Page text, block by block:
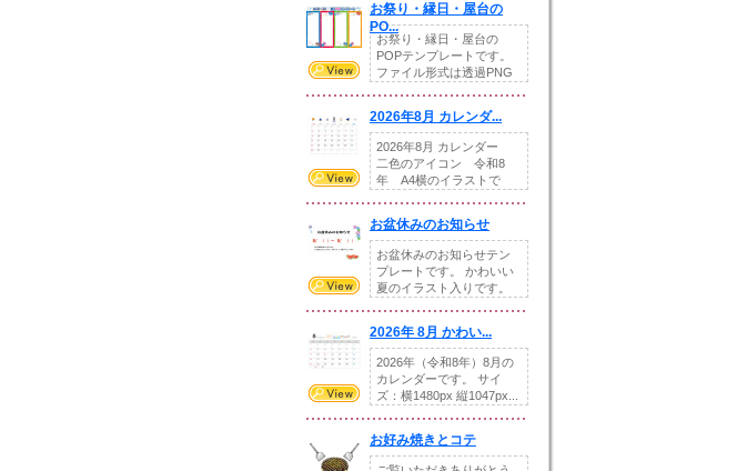
お祭り・縁日・屋台の
PO...
お祭り・縁日・屋台の
POPテンプレートです。
ファイル形式は透過PNG
2026年8月 カレンダ...
2026年8月 カレンダー
二色のアイコン 令和8
年 A4横のイラストで
お盆休みのお知らせ
お盆休みのお知らせテン
プレートです。 かわいい
夏のイラスト入りです。
2026年 8月 かわい...
2026年（令和8年）8月の
カレンダーです。 サイ
ズ：横1480px 縦1047px...
お好み焼きとコテ